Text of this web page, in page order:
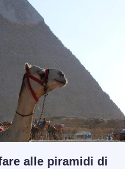
alle piramidi di